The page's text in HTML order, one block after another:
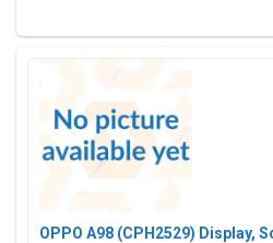
OPPO A98 (CPH2529) Display,